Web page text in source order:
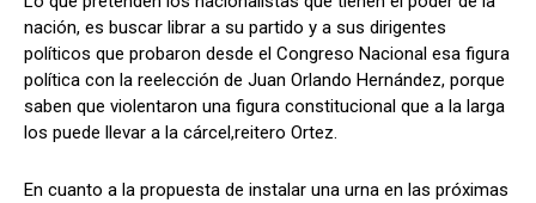
Facebook WhatsApp
Síganos
Facebook WhatsApp
Síganos
nación, es buscar librar a su partido y a sus dirigentes
políticos que probaron desde el Congreso Nacional esa figura
política con la reelección de Juan Orlando Hernández, porque
saben que violentaron una figura constitucional que a la larga
los puede llevar a la cárcel,reitero Ortez.
En cuanto a la propuesta de instalar una urna en las próximas